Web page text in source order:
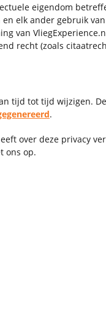
eigendom
elk ander gebruik
van
recht (zoals
tijd tot tijd wijzigen.
.
over deze privacy
ons op.